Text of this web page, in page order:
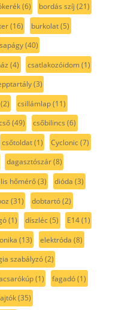
(6) bordás szíj (21)
(16) burkolat(5)
(40)
(4) csatlakozóidom(1)
(3)
csillámlap(11)
(49) csőbilincs (6)
csőtoldat(1) Cyclonic(7)
dagasztószár(8)
hőmérő(3) dióda (3)
(31) dobtartó(2)
(1) díszléc(5) E14(1)
(13) elektróda (8)
szabályzó(2)
(1) fagadó(1)
(35)